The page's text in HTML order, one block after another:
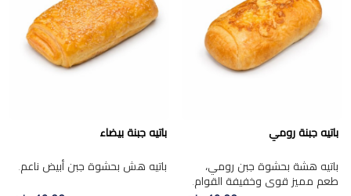
باتيه جبنة رومي
باتيه هشة بحشوة جبن رومي،
طعم مميز قوي وخفيفة القوام.
باتيه جبنة بيضاء
باتيه هش بحشوة جبن أبيض ناعم.